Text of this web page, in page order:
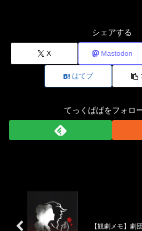
シェアする
X Mastodon
はてブ
てっくぱぱをフォロ
【観劇メモ】劇